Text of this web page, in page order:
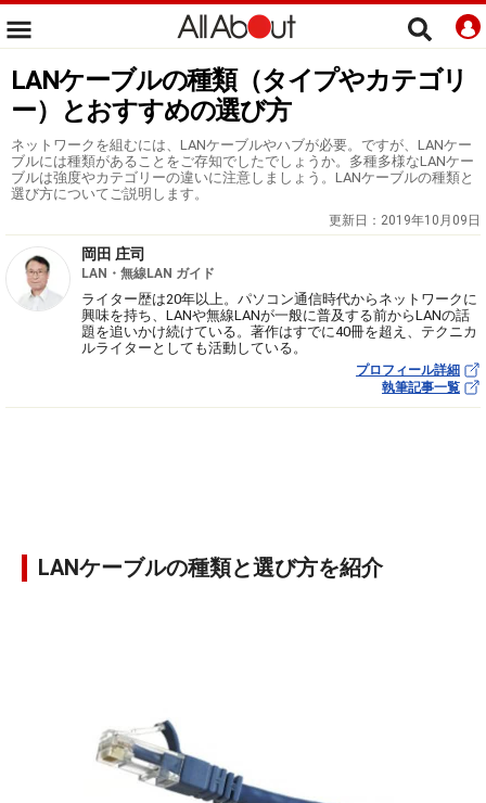
LANケーブルの種類（タイプやカテゴリ
ー）とおすすめの選び方
ネットワークを組むには、LANケーブルやハブが必要。ですが、LANケー
ブルには種類があることをご存知でしたでしょうか。多種多様なLANケー
ブルは強度やカテゴリーの違いに注意しましょう。LANケーブルの種類と
選び方についてご説明します。
更新日： 2019年10月09日
岡田 庄司
LAN・無線LAN ガイド
ライター歴は20年以上。パソコン通信時代からネットワークに
興味を持ち、LANや無線LANが一般に普及する前からLANの話
題を追いかけ続けている。著作はすでに40冊を超え、テクニカ
ルライターとしても活動している。
プロフィール詳細
執筆記事一覧
LANケーブルの種類と選び方を紹介